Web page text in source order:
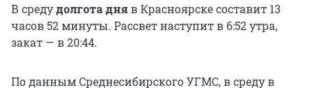
В средудолгота дняв Красноярске составит 13
часов 52 минуты. Рассвет наступит в 6:52 утра,
закат — в 20:44.
По данным Среднесибирского УГМС, в среду в